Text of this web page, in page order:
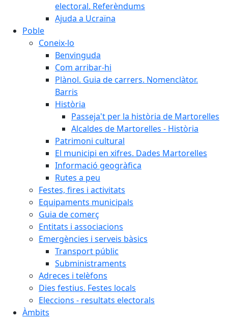
electoral. Referèndums
Ajuda a Ucraïna
Poble
Coneix-lo
Benvinguda
Com arribar-hi
Plànol. Guia de carrers. Nomenclàtor.
Barris
Història
Passeja't per la història de Martorelles
Alcaldes de Martorelles - Història
Patrimoni cultural
El municipi en xifres. Dades Martorelles
Informació geogràfica
Rutes a peu
Festes, fires i activitats
Equipaments municipals
Guia de comerç
Entitats i associacions
Emergències i serveis bàsics
Transport públic
Subministraments
Adreces i telèfons
Dies festius. Festes locals
Eleccions - resultats electorals
Àmbits